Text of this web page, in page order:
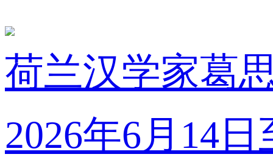
荷兰汉学家葛
2026年6月14